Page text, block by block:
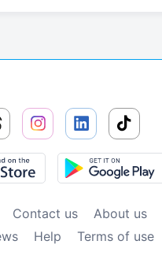
Contact us About us
Help Terms of use